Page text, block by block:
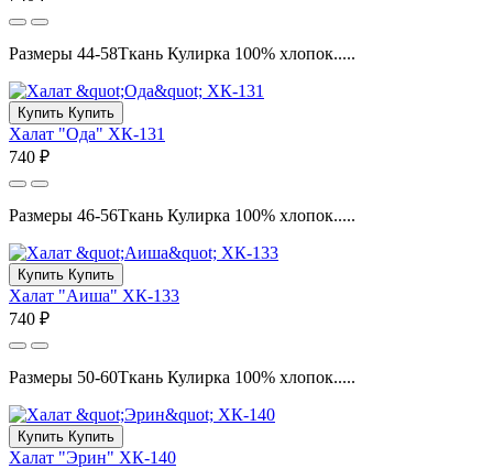
Размеры 44-58Ткань Кулирка 100% хлопок.....
Купить Купить
Халат "Ода" ХК-131
740 ₽
Размеры 46-56Ткань Кулирка 100% хлопок.....
Купить Купить
Халат "Аиша" ХК-133
740 ₽
Размеры 50-60Ткань Кулирка 100% хлопок.....
Купить Купить
Халат "Эрин" ХК-140